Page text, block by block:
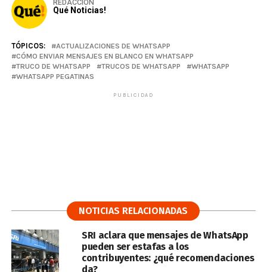
REDACCIÓN
Qué Noticias!
TÓPICOS:
ACTUALIZACIONES DE WHATSAPP
CÓMO ENVIAR MENSAJES EN BLANCO EN WHATSAPP
TRUCO DE WHATSAPP
TRUCOS DE WHATSAPP
WHATSAPP
WHATSAPP PEGATINAS
PUBLICIDAD
NOTICIAS RELACIONADAS
SRI aclara que mensajes de WhatsApp
pueden ser estafas a los
contribuyentes: ¿qué recomendaciones
da?